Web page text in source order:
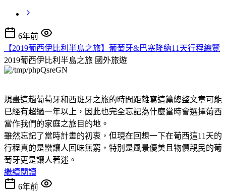
6年前
【2019葡西伊比利半島之旅】葡萄牙&巴塞隆納11天行程總覽
2019葡西伊比利半島之旅 國外旅遊
規畫這趟葡萄牙和西班牙之旅的時間距離寫這篇總整文章可能
已經有超過一年以上，因此也完全忘記為什麼當時會選擇葡西
當作我們的家庭之旅目的地。
雖然忘記了當時計畫的初衷，但現在回想一下在葡西這11天的
行程真的是蠻讓人回味無窮，特別是風景優美且物價親民的葡
萄牙更是讓人著迷。
繼續閱讀
6年前